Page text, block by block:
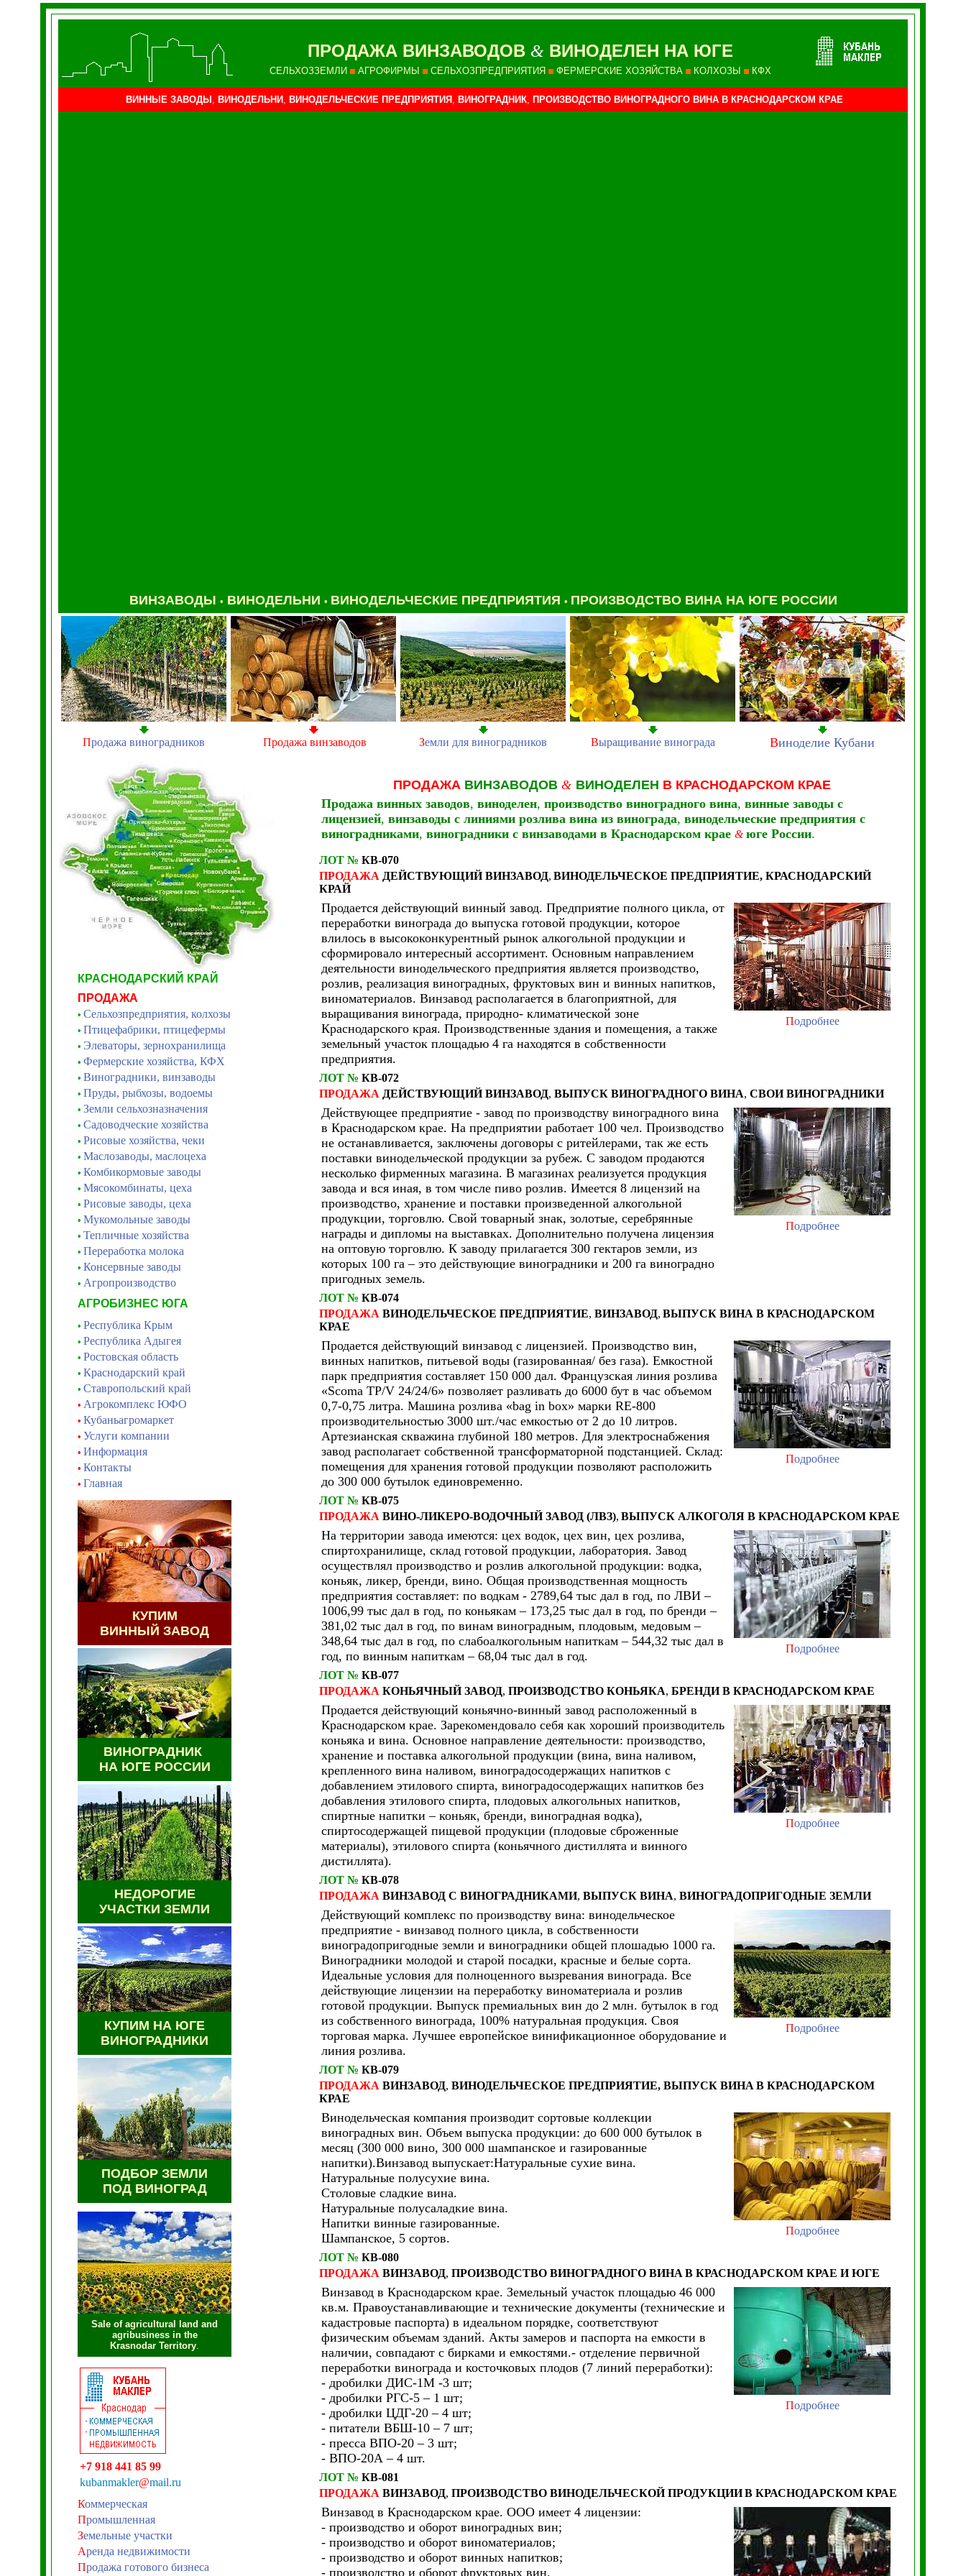
ПРОДАЖА ВИНЗАВОДОВ &ВИНОДЕЛЕН НА ЮГЕ
СЕЛЬХОЗЗЕМЛИ АГРОФИРМЫ СЕЛЬХОЗПРЕДПРИЯТИЯ ФЕРМЕРСКИЕ ХОЗЯЙСТВА КОЛХОЗЫ КФХ
ВИННЫЕ ЗАВОДЫ , ВИНОДЕЛЬНИ , ВИНОДЕЛЬЧЕСКИЕ ПРЕДПРИЯТИЯ , ВИНОГРАДНИК, ПРОИЗВОДСТВО ВИНОГРАДНОГО ВИНА В КРАСНОДАРСКОМ КРАЕ
ВИНЗАВОДЫ • ВИНОДЕЛЬНИ • ВИНОДЕЛЬЧЕСКИЕ ПРЕДПРИЯТИЯ • ПРОИЗВОДСТВО ВИНАНА ЮГЕ РОССИИ
Продажа виноградников Продажа винзаводов Земли для виноградников Выращивание винограда Виноделие Кубани
КРАСНОДАРСКИЙ КРАЙ
ПРОДАЖА
• Сельхозпредприятия, колхозы
• Птицефабрики, птицефермы
• Элеваторы, зернохранилища
• Фермерские хозяйства, КФХ
• Виноградники, винзаводы
• Пруды, рыбхозы, водоемы
• Земли сельхозназначения
• Садоводческие хозяйства
• Рисовые хозяйства, чеки
• Маслозаводы, маслоцеха
• Комбикормовые заводы
• Мясокомбинаты, цеха
• Рисовые заводы, цеха
• Мукомольные заводы
• Тепличные хозяйства
• Переработка молока
• Консервные заводы
• Агропроизводство
АГРОБИЗНЕС ЮГА
• Республика Крым
• Республика Адыгея
• Ростовская область
• Краснодарский край
• Ставропольский край
• Агрокомплекс ЮФО
• Кубаньагромаркет
• Услуги компании
• Информация
• Контакты
• Главная
КУПИМ
ВИННЫЙ ЗАВОД
ВИНОГРАДНИК
НА ЮГЕ РОССИИ
НЕДОРОГИЕ
УЧАСТКИ ЗЕМЛИ
КУПИМ НА ЮГЕ
ВИНОГРАДНИКИ
ПОДБОР ЗЕМЛИ
ПОД ВИНОГРАД
Sale of agricultural land and
agribusiness in the
Krasnodar Territory.
+7 918 441 85 99
kubanmakler@mail.ru
Коммерческая
Промышленная
Земельные участки
Аренда недвижимости
Продажа готового бизнеса
ПРОДАЖА ВИНЗАВОДОВ & ВИНОДЕЛЕН В КРАСНОДАРСКОМ КРАЕ
Продажа винных заводов, виноделен, производство виноградного вина, винные заводы с
лицензией, винзаводы с линиями розлива вина из винограда, винодельческие предприятия с
виноградниками, виноградники с винзаводами в Краснодарском крае &юге России.
ЛОТ № КВ-070
ПРОДАЖА ДЕЙСТВУЮЩИЙ ВИНЗАВОД, ВИНОДЕЛЬЧЕСКОЕ ПРЕДПРИЯТИЕ, КРАСНОДАРСКИЙ
КРАЙ
Продается действующий винный завод. Предприятие полного цикла, от
переработки винограда до выпуска готовой продукции, которое
влилось в высококонкурентный рынок алкогольной продукции и
сформировало интересный ассортимент. Основным направлением
деятельности винодельческого предприятия является производство,
розлив, реализация виноградных, фруктовых вин и винных напитков,
виноматериалов. Винзавод располагается в благоприятной, для
выращивания винограда, природно- климатической зоне
Краснодарского края. Производственные здания и помещения, а также
земельный участок площадью 4 га находятся в собственности
предприятия.
Подробнее
ЛОТ № КВ-072
ПРОДАЖА ДЕЙСТВУЮЩИЙ ВИНЗАВОД, ВЫПУСК ВИНОГРАДНОГО ВИНА, СВОИ ВИНОГРАДНИКИ
Действующее предприятие - завод по производству виноградного вина
в Краснодарском крае. На предприятии работает 100 чел. Производство
не останавливается, заключены договоры с ритейлерами, так же есть
поставки винодельческой продукции за рубеж. С заводом продаются
несколько фирменных магазина. В магазинах реализуется продукция
завода и вся иная, в том числе пиво розлив. Имеется 8 лицензий на
производство, хранение и поставки произведенной алкогольной
продукции, торговлю. Свой товарный знак, золотые, серебрянные
награды и дипломы на выставках. Дополнительно получена лицензия
на оптовую торговлю. К заводу прилагается 300 гектаров земли, из
которых 100 га – это действующие виноградники и 200 га виноградно
пригодных земель.
Подробнее
ЛОТ № КВ-074
ПРОДАЖА ВИНОДЕЛЬЧЕСКОЕ ПРЕДПРИЯТИЕ, ВИНЗАВОД, ВЫПУСК ВИНА В КРАСНОДАРСКОМ
КРАЕ
Продается действующий винзавод с лицензией. Производство вин,
винных напитков, питьевой воды (газированная/ без газа). Емкостной
парк предприятия составляет 150 000 дал. Французская линия розлива
«Scoma TP/V 24/24/6» позволяет разливать до 6000 бут в час объемом
0,7-0,75 литра. Машина розлива «bag in box» марки RE-800
производительностью 3000 шт./час емкостью от 2 до 10 литров.
Артезианская скважина глубиной 180 метров. Для электроснабжения
завод располагает собственной трансформаторной подстанцией. Склад:
помещения для хранения готовой продукции позволяют расположить
до 300 000 бутылок единовременно.
Подробнее
ЛОТ № КВ-075
ПРОДАЖА ВИНО-ЛИКЕРО-ВОДОЧНЫЙ ЗАВОД (ЛВЗ), ВЫПУСК АЛКОГОЛЯ В КРАСНОДАРСКОМ КРАЕ
На территории завода имеются: цех водок, цех вин, цех розлива,
спиртохранилище, склад готовой продукции, лаборатория. Завод
осуществлял производство и розлив алкогольной продукции: водка,
коньяк, ликер, бренди, вино. Общая производственная мощность
предприятия составляет: по водкам - 2789,64 тыс дал в год, по ЛВИ –
1006,99 тыс дал в год, по коньякам – 173,25 тыс дал в год, по бренди –
381,02 тыс дал в год, по винам виноградным, плодовым, медовым –
348,64 тыс дал в год, по слабоалкогольным напиткам – 544,32 тыс дал в
год, по винным напиткам – 68,04 тыс дал в год.
Подробнее
ЛОТ № КВ-077
ПРОДАЖА КОНЬЯЧНЫЙ ЗАВОД, ПРОИЗВОДСТВО КОНЬЯКА, БРЕНДИВ КРАСНОДАРСКОМ КРАЕ
Продается действующий коньячно-винный завод расположенный в
Краснодарском крае. Зарекомендовало себя как хороший производитель
коньяка и вина. Основное направление деятельности: производство,
хранение и поставка алкогольной продукции (вина, вина наливом,
крепленного вина наливом, виноградосодержащих напитков с
добавлением этилового спирта, виноградосодержащих напитков без
добавления этилового спирта, плодовых алкогольных напитков,
спиртные напитки – коньяк, бренди, виноградная водка),
спиртосодержащей пищевой продукции (плодовые сброженные
материалы), этилового спирта (коньячного дистиллята и винного
дистиллята).
Подробнее
ЛОТ № КВ-078
ПРОДАЖА ВИНЗАВОД С ВИНОГРАДНИКАМИ, ВЫПУСК ВИНА, ВИНОГРАДОПРИГОДНЫЕ ЗЕМЛИ
Действующий комплекс по производству вина: винодельческое
предприятие - винзавод полного цикла, в собственности
виноградопригодные земли и виноградники общей плошадью 1000 га.
Виноградники молодой и старой посадки, красные и белые сорта.
Идеальные условия для полноценного вызревания винограда. Все
действующие лицензии на переработку виноматериала и розлив
готовой продукции. Выпуск премиальных вин до 2 млн. бутылок в год
из собственного винограда, 100% натуральная продукция. Своя
торговая марка. Лучшее европейское винификационное оборудование и
линия розлива.
Подробнее
ЛОТ № КВ-079
ПРОДАЖА ВИНЗАВОД, ВИНОДЕЛЬЧЕСКОЕ ПРЕДПРИЯТИЕ, ВЫПУСК ВИНА В КРАСНОДАРСКОМ
КРАЕ
Винодельческая компания производит сортовые коллекции
виноградных вин. Объем выпуска продукции: до 600 000 бутылок в
месяц (300 000 вино, 300 000 шампанское и газированные
напитки).Винзавод выпускает:Натуральные сухие вина.
Натуральные полусухие вина.
Столовые сладкие вина.
Натуральные полусаладкие вина.
Напитки винные газированные.
Шампанское, 5 сортов.
Подробнее
ЛОТ № КВ-080
ПРОДАЖА ВИНЗАВОД, ПРОИЗВОДСТВО ВИНОГРАДНОГО ВИНА В КРАСНОДАРСКОМ КРАЕ И ЮГЕ
Винзавод в Краснодарском крае. Земельный участок площадью 46 000
кв.м. Правоустанавливающие и технические документы (технические и
кадастровые паспорта) в идеальном порядке, соответствуют
физическим объемам зданий. Акты замеров и паспорта на емкости в
наличии, совпадают с бирками и емкостями.- отделение первичной
переработки винограда и косточковых плодов (7 линий переработки):
- дробилки ДИС-1М -3 шт;
- дробилки РГС-5 – 1 шт;
- дробилки ЦДГ-20 – 4 шт;
- питатели ВБШ-10 – 7 шт;
- пресса ВПО-20 – 3 шт;
- ВПО-20А – 4 шт.
Подробнее
ЛОТ № КВ-081
ПРОДАЖА ВИНЗАВОД, ПРОИЗВОДСТВО ВИНОДЕЛЬЧЕСКОЙ ПРОДУКЦИИВ КРАСНОДАРСКОМ КРАЕ
Винзавод в Краснодарском крае. OOO имеет 4 лицензии:
- производство и оборот виноградных вин;
- производство и оборот виноматериалов;
- производство и оборот винных напитков;
- производство и оборот фруктовых вин.